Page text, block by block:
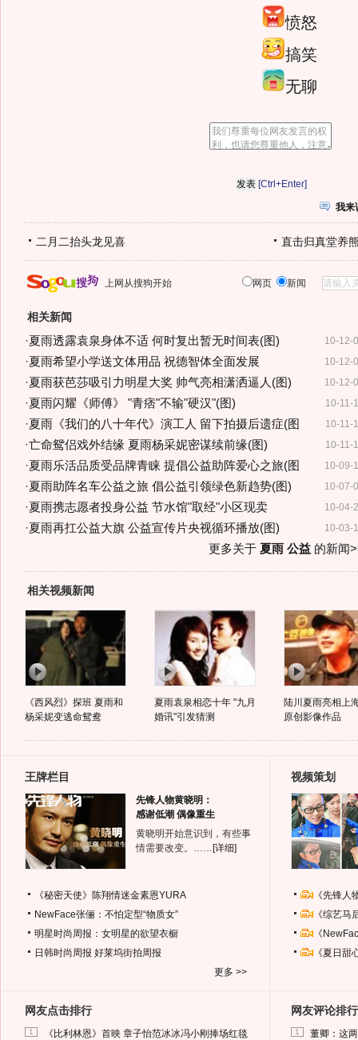
愤怒
搞笑
无聊
[Ctrl+Enter]
我来
二月二抬头龙见喜 直击归真堂养
上网从搜狗开始 网页 新闻
相关新闻
10-12-
·夏雨透露袁泉身体不适 何时复出暂无时间表(图)
10-12-
·夏雨希望小学送文体用品 祝德智体全面发展
10-12-
·夏雨获芭莎吸引力明星大奖 帅气亮相潇洒逼人(图)
10-11-
·夏雨闪耀《师傅》 "青痞"不输"硬汉"(图)
10-11-
·夏雨《我们的八十年代》演工人 留下拍摄后遗症(图
10-11-
·亡命鸳侣戏外结缘 夏雨杨采妮密谋续前缘(图)
10-09-
·夏雨乐活品质受品牌青睐 提倡公益助阵爱心之旅(图
10-07-
·夏雨助阵名车公益之旅 倡公益引领绿色新趋势(图)
10-04-
·夏雨携志愿者投身公益 节水馆"取经"小区现卖
10-03-
·夏雨再扛公益大旗 公益宣传片央视循环播放(图)
更多关于 夏雨 公益的新闻
相关视频新闻
《西风烈》探班 夏雨和
杨采妮变逃命鸳鸯
夏雨袁泉相恋十年 "九月
婚讯"引发猜测
陆川夏雨亮相上
原创影像作品
王牌栏目
先锋人物黄晓明：
感谢低潮 偶像重生
黄晓明开始意识到，有些事
情需要改变。…… [详细]
《秘密天使》陈翔情迷金素恩YURA
NewFace张俪：不怕定型“物质女”
明星时尚周报：女明星的欲望衣橱
日韩时尚周报 好莱坞街拍周报
更多 >>
视频策划
《先锋
《综艺
《
《夏日
网友点击排行
1 《比利林恩》首映 章子怡范冰冰冯小刚捧场红毯
网友评论排行
1 董卿：这